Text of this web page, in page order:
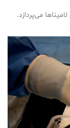
می‌پردازد.